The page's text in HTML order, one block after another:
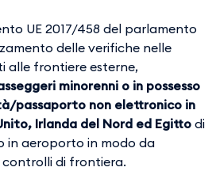
UE 2017/458 del parlamento
delle verifiche nelle
alle frontiere esterne,
minorenni o in possesso
passaporto non elettronico in
Irlanda del Nord ed Egitto di
in aeroporto in modo da
di frontiera.